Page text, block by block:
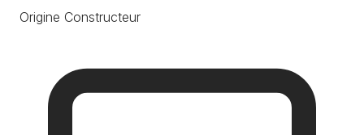
Origine Constructeur